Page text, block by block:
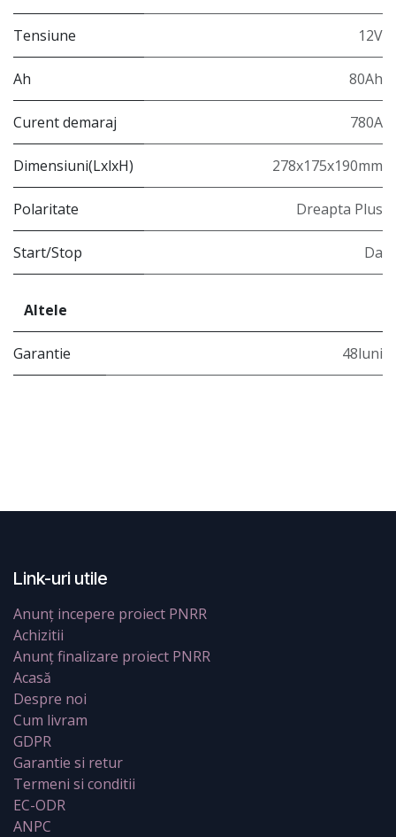
Tensiune 12V
Ah 80Ah
Curent demaraj 780A
Dimensiuni(LxlxH) 278x175x190mm
Polaritate Dreapta Plus
Start/Stop Da
Altele
Garantie 48luni
Link-uri utile
Anunț incepere proiect PNRR
Achizitii
Anunț finalizare proiect PNRR
Acasă
Despre noi
Cum livram
GDPR
Garantie si retur
Termeni si conditii
EC-ODR
ANPC